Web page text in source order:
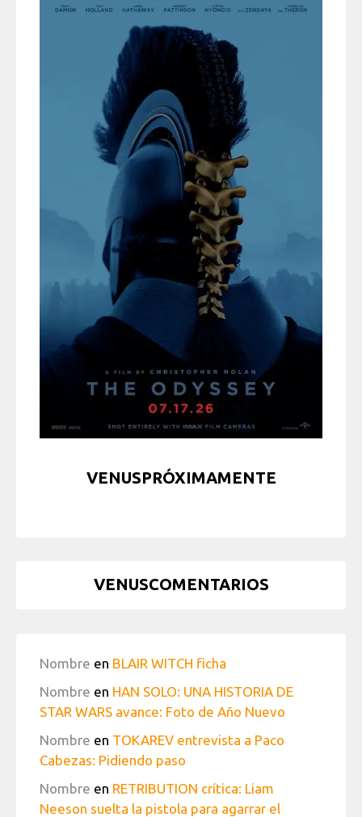
VENUSPRÓXIMAMENTE
VENUSCOMENTARIOS
Nombre en BLAIR WITCH ficha
Nombre en HAN SOLO: UNA HISTORIA DE
STAR WARS avance: Foto de Año Nuevo
Nombre en TOKAREV entrevista a Paco
Cabezas: Pidiendo paso
Nombre en RETRIBUTION crítica: Liam
Neeson suelta la pistola para agarrar el